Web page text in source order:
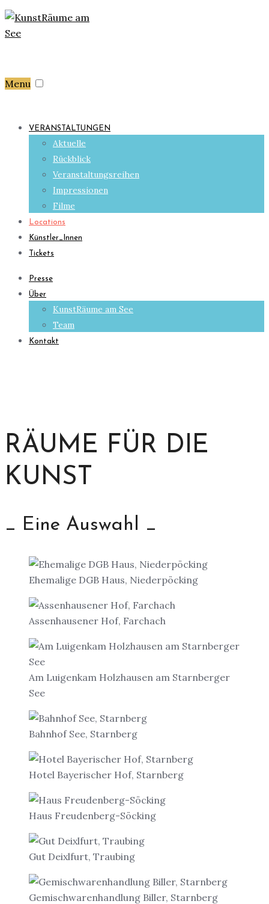
Menu
VERANSTALTUNGEN
Aktuelle
Rückblick
Veranstaltungsreihen
Impressionen
Filme
Locations
Künstler_Innen
Tickets
Presse
Über
KunstRäume am See
Team
Kontakt
RÄUME FÜR DIE
KUNST
_ Eine Auswahl _
Ehemalige DGB Haus, Niederpöcking
Assenhausener Hof, Farchach
Am Luigenkam Holzhausen am Starnberger
See
Bahnhof See, Starnberg
Hotel Bayerischer Hof, Starnberg
Haus Freudenberg-Söcking
Gut Deixlfurt, Traubing
Gemischwarenhandlung Biller, Starnberg